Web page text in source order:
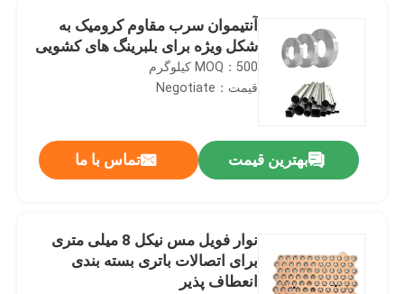
صفحه اصلی
آنتیموان سرب مقاوم کرومیک به
شکل ویژه برای بلبرینگ های کشویی
MOQ：500 کیلوگرم
قیمت：Negotiate
بهترین قیمت تماس با ما
نوار فویل مس نیکل 8 میلی متری
برای اتصالات باتری بسته بندی
انعطاف پذیر